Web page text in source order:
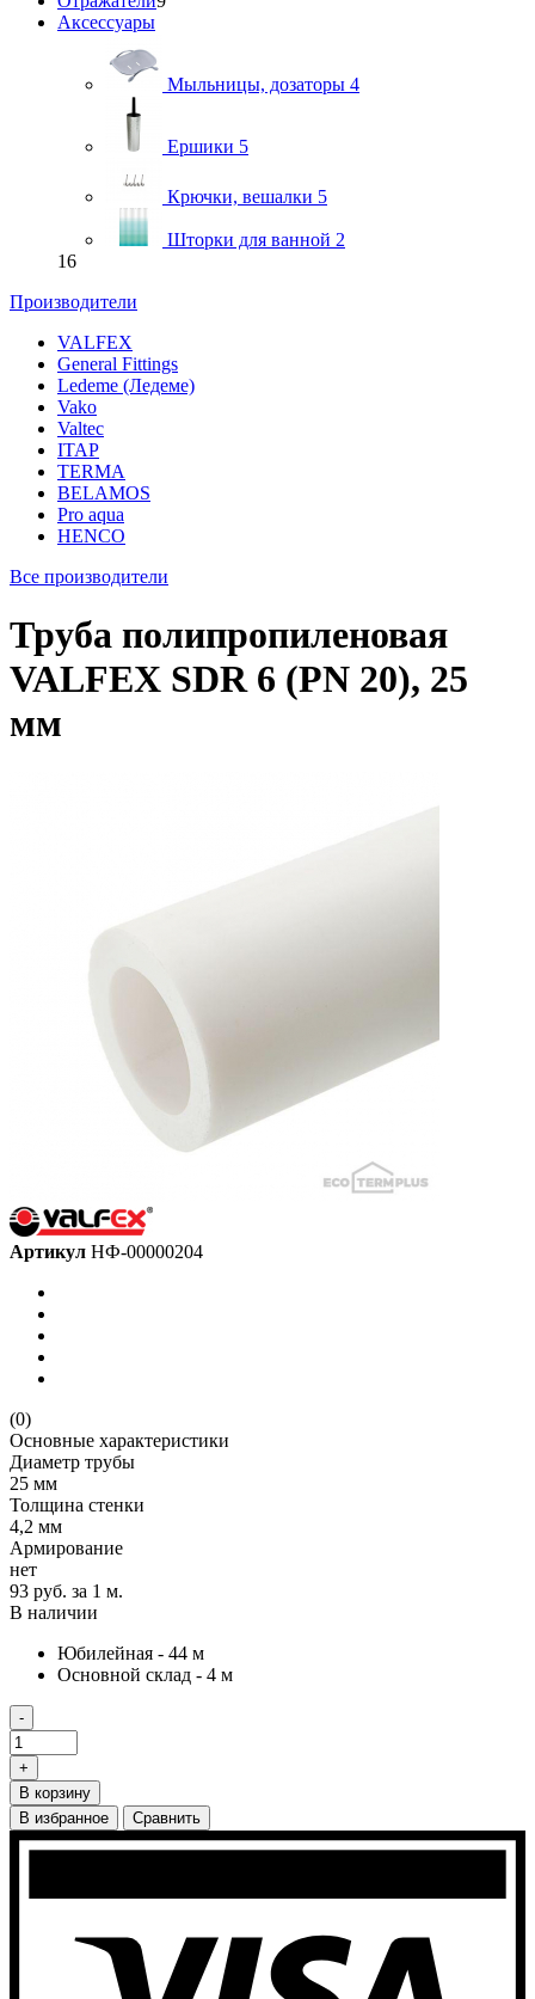
Аксессуары
Мыльницы, дозаторы 4
Ершики 5
Крючки, вешалки 5
Шторки для ванной 2
16
Производители
VALFEX
General Fittings
Ledeme (Ледеме)
Vako
Valtec
ITAP
TERMA
BELAMOS
Pro aqua
HENCO
Все производители
Труба полипропиленовая
VALFEX SDR 6 (PN 20), 25
мм
Артикул НФ-00000204
(0)
Основные характеристики
Диаметр трубы
25 мм
Толщина стенки
4,2 мм
Армирование
нет
93 руб. за 1 м.
В наличии
Юбилейная - 44 м
Основной склад - 4 м
-
+
В корзину
В избранное
Сравнить